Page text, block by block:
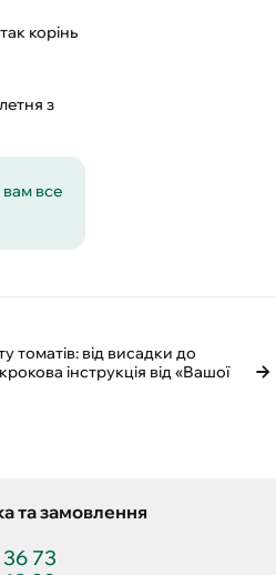
корінь
з
все
томатів: від висадки до
інструкція від «Вашої
та замовлення
73